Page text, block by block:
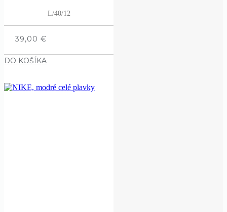
L/40/12
39,00 €
DO KOŠÍKA